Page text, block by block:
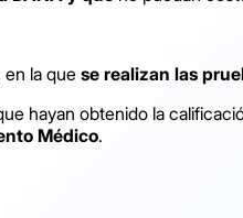
en la que se realizan las
hayan obtenido la
Médico.